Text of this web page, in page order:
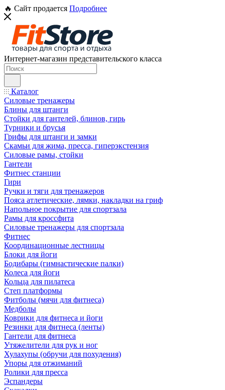
🔥 Сайт продается Подробнее
Интернет-магазин представительского класса
Каталог
Силовые тренажеры
Блины для штанги
Стойки для гантелей, блинов, гирь
Турники и брусья
Грифы для штанги и замки
Скамьи для жима, пресса, гиперэкстензия
Силовые рамы, стойки
Гантели
Фитнес станции
Гири
Ручки и тяги для тренажеров
Пояса атлетические, лямки, накладки на гриф
Напольное покрытие для спортзала
Рамы для кроссфита
Силовые тренажеры для спортзала
Фитнес
Координационные лестницы
Блоки для йоги
Бодибары (гимнастические палки)
Колеса для йоги
Кольца для пилатеса
Степ платформы
Фитболы (мячи для фитнеса)
Медболы
Коврики для фитнеса и йоги
Резинки для фитнеса (ленты)
Гантели для фитнеса
Утяжелители для рук и ног
Хулахупы (обручи для похудения)
Упоры для отжиманий
Ролики для пресса
Эспандеры